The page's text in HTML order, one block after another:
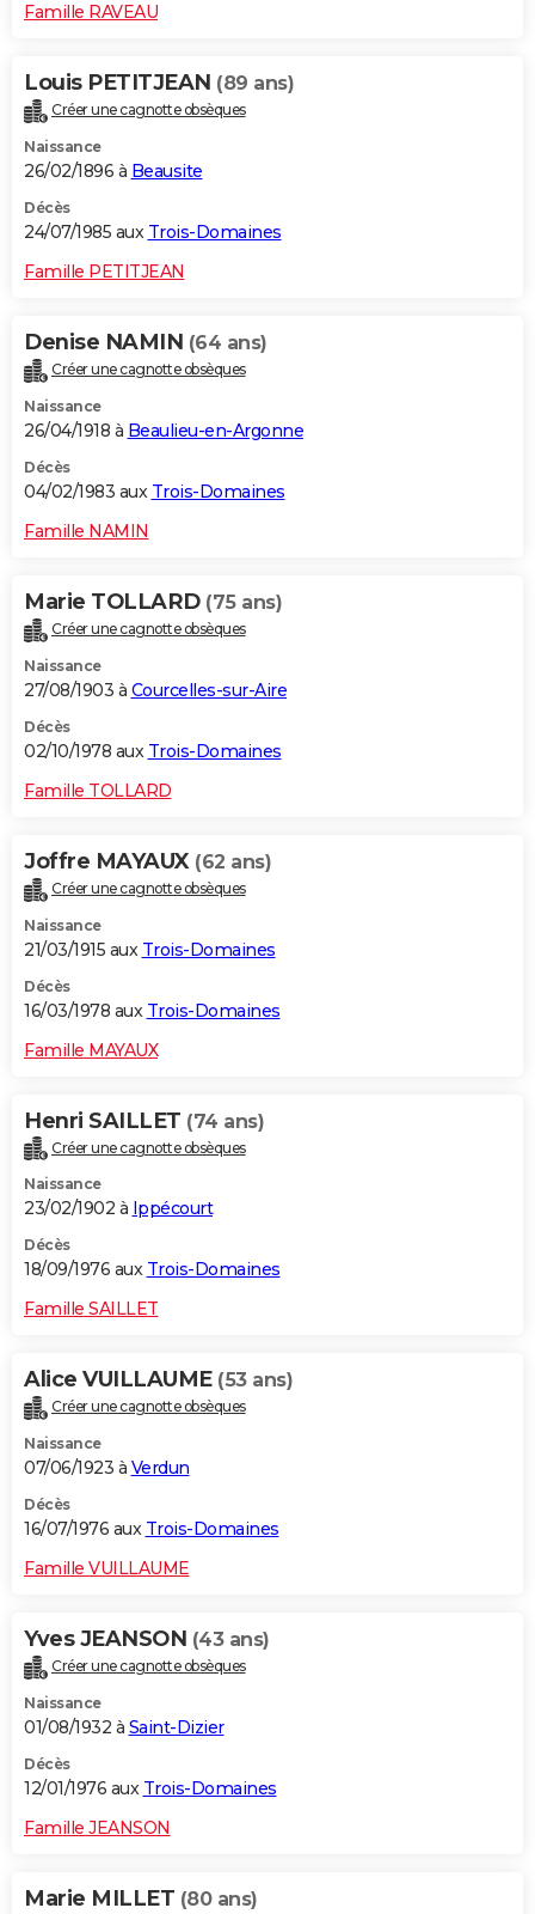
Famille RAVEAU
Louis PETITJEAN (89 ans)
Créer une cagnotte obsèques
Naissance
26/02/1896 à Beausite
Décès
24/07/1985 aux Trois-Domaines
Famille PETITJEAN
Denise NAMIN (64 ans)
Créer une cagnotte obsèques
Naissance
26/04/1918 à Beaulieu-en-Argonne
Décès
04/02/1983 aux Trois-Domaines
Famille NAMIN
Marie TOLLARD (75 ans)
Créer une cagnotte obsèques
Naissance
27/08/1903 à Courcelles-sur-Aire
Décès
02/10/1978 aux Trois-Domaines
Famille TOLLARD
Joffre MAYAUX (62 ans)
Créer une cagnotte obsèques
Naissance
21/03/1915 aux Trois-Domaines
Décès
16/03/1978 aux Trois-Domaines
Famille MAYAUX
Henri SAILLET (74 ans)
Créer une cagnotte obsèques
Naissance
23/02/1902 à Ippécourt
Décès
18/09/1976 aux Trois-Domaines
Famille SAILLET
Alice VUILLAUME (53 ans)
Créer une cagnotte obsèques
Naissance
07/06/1923 à Verdun
Décès
16/07/1976 aux Trois-Domaines
Famille VUILLAUME
Yves JEANSON (43 ans)
Créer une cagnotte obsèques
Naissance
01/08/1932 à Saint-Dizier
Décès
12/01/1976 aux Trois-Domaines
Famille JEANSON
Marie MILLET (80 ans)